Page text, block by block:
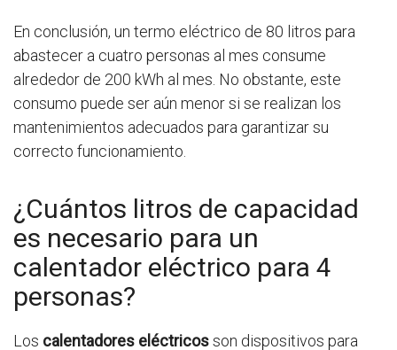
En conclusión, un termo eléctrico de 80 litros para
abastecer a cuatro personas al mes consume
alrededor de 200 kWh al mes. No obstante, este
consumo puede ser aún menor si se realizan los
mantenimientos adecuados para garantizar su
correcto funcionamiento.
¿Cuántos litros de capacidad
es necesario para un
calentador eléctrico para 4
personas?
Los calentadores eléctricosson dispositivos para